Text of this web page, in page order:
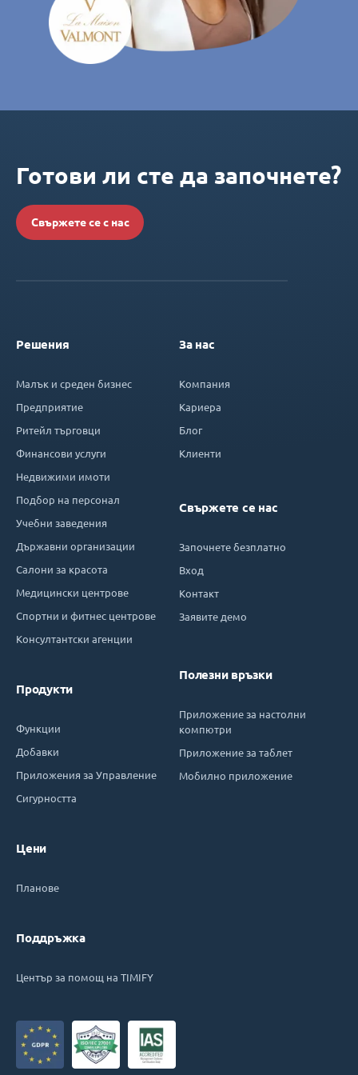
Готови ли сте да започнете?
Свържете се с нас
Решения
Малък и среден бизнес
Предприятие
Ритейл търговци
Финансови услуги
Недвижими имоти
Подбор на персонал
Учебни заведения
Държавни организации
Салони за красота
Медицински центрове
Спортни и фитнес центрове
Консултантски агенции
Продукти
Функции
Добавки
Приложения за Управление
Сигурността
Цени
Планове
Поддръжка
Център за помощ на TIMIFY
За нас
Компания
Кариера
Блог
Клиенти
Свържете се нас
Започнете безплатно
Вход
Контакт
Заявите демо
Полезни връзки
Приложение за настолни
компютри
Приложение за таблет
Мобилно приложение